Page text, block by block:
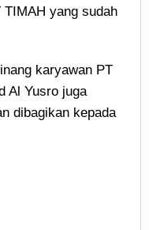
TIMAH yang sudah
karyawan PT
Al Yusro juga
dibagikan kepada